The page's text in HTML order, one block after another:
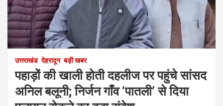
उत्तराखंड देहरादून बड़ी खबर
पहाड़ों की खाली होती दहलीज पर पहुंचे सांसद
अनिल बलूनी; निर्जन गाँव ‘पातली’ से दिया